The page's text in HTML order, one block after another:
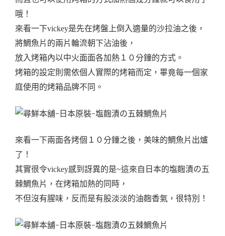
哦！
來看一下vickey是先在烤盤上倒入適量的沙拉油之後，
將鯛魚片的兩片輪流朝下沾油後，
放入烤箱內以中火面面各加熱１０分鐘的方式。
烤箱的設定則需依個人實際的烤箱而定，畢竟每一個家
庭使用的烤箱品牌不同。
來看一下兩面各烤個１０分鐘之後，美味的鯛魚片出爐
了！
其實很令vickey感到訝異的是~這來自日本的塩麴漬の五
棘鯛魚片，在烤箱加熱的同時，
不但沒有腥味，反而是有股淡淡的油麴香氣，很特別！